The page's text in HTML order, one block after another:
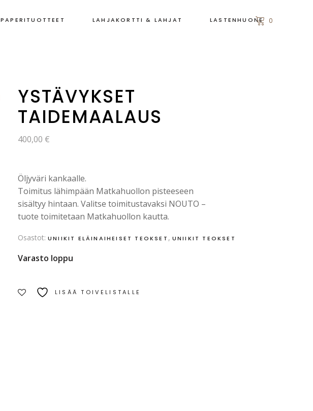
LAHJAKORTTI & LAHJAT LASTENHUONE 0
YSTÄVYKSET
TAIDEMAALAUS
400,00 €
Öljyväri kankaalle.
Toimitus lähimpään Matkahuollon pisteeseen
sisältyy hintaan. Valitse toimitustavaksi NOUTO –
tuote toimitetaan Matkahuollon kautta.
Osastot: UNIIKIT ELÄINAIHEISET TEOKSET , UNIIKIT TEOKSET
Varasto loppu
LISÄÄ TOIVELISTALLE